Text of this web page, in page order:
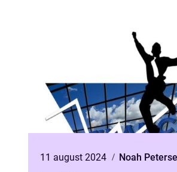
11 august 2024
Noah